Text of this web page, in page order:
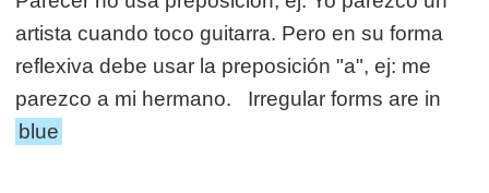
artista cuando toco guitarra. Pero en su forma
reflexiva debe usar la preposición "a", ej: me
parezco a mi hermano. Irregular forms are in
blue